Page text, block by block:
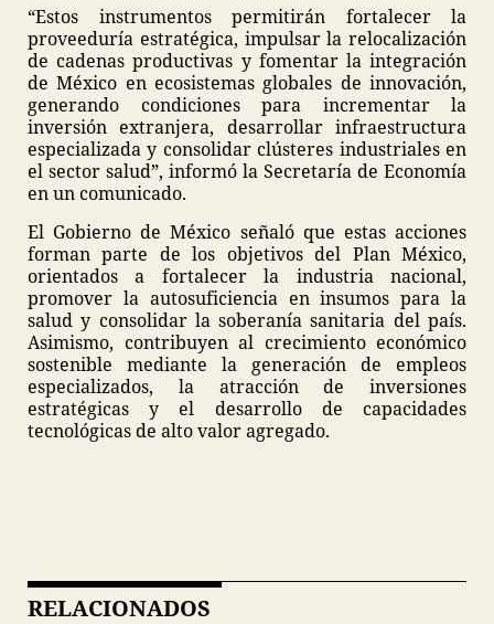
“Estos instrumentos permitirán fortalecer la
proveeduría estratégica, impulsar la relocalización
de cadenas productivas y fomentar la integración
de México en ecosistemas globales de innovación,
generando condiciones para incrementar la
inversión extranjera, desarrollar infraestructura
especializada y consolidar clústeres industriales en
el sector salud”, informó la Secretaría de Economía
en un comunicado.
El Gobierno de México señaló que estas acciones
forman parte de los objetivos del Plan México,
orientados a fortalecer la industria nacional,
promover la autosuficiencia en insumos para la
salud y consolidar la soberanía sanitaria del país.
Asimismo, contribuyen al crecimiento económico
sostenible mediante la generación de empleos
especializados, la atracción de inversiones
estratégicas y el desarrollo de capacidades
tecnológicas de alto valor agregado.
RELACIONADOS